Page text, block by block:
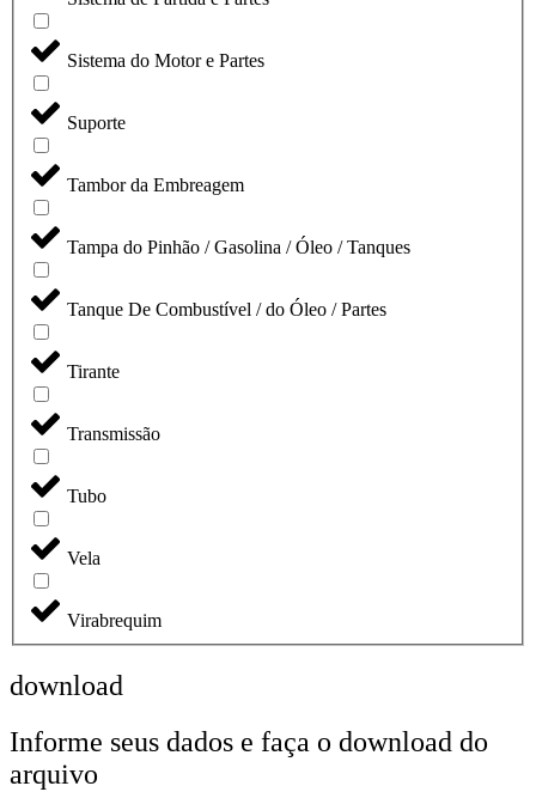
Sistema do Motor e Partes
Suporte
Tambor da Embreagem
Tampa do Pinhão / Gasolina / Óleo / Tanques
Tanque De Combustível / do Óleo / Partes
Tirante
Transmissão
Tubo
Vela
Virabrequim
download
Informe seus dados e faça o download do
arquivo